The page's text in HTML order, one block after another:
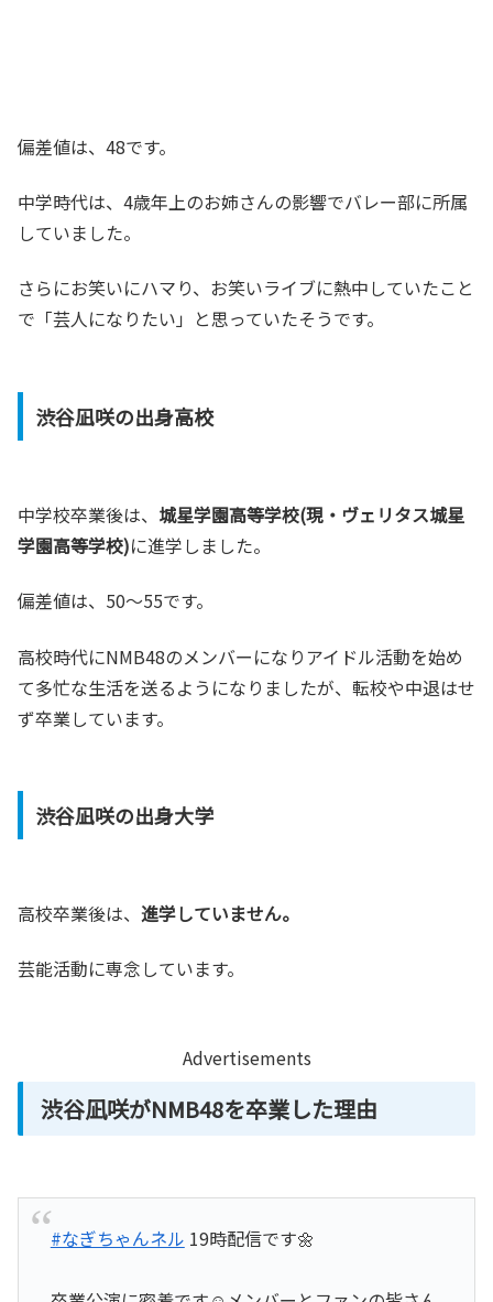
偏差値は、48です。
中学時代は、4歳年上のお姉さんの影響でバレー部に所属
していました。
さらにお笑いにハマり、お笑いライブに熱中していたこと
で「芸人になりたい」と思っていたそうです。
渋谷凪咲の出身高校
中学校卒業後は、 城星学園高等学校(現・ヴェリタス城星
学園高等学校)に進学しました。
偏差値は、50～55です。
高校時代にNMB48のメンバーになりアイドル活動を始め
て多忙な生活を送るようになりましたが、転校や中退はせ
ず卒業しています。
渋谷凪咲の出身大学
高校卒業後は、 進学していません。
芸能活動に専念しています。
Advertisements
渋谷凪咲がNMB48を卒業した理由
#なぎちゃんネル 19時配信です🌼